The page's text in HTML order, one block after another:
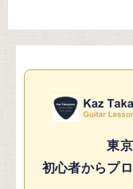
東
初心者からプ